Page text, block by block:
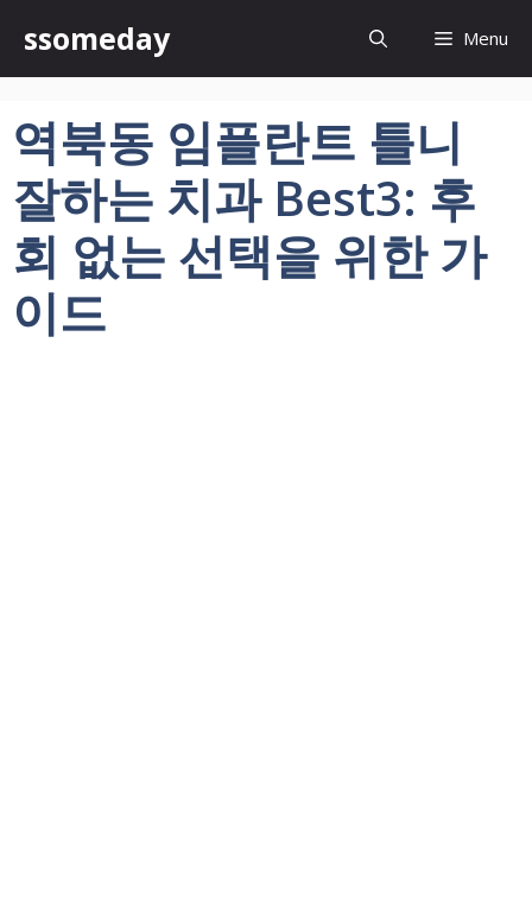
츠
건
뛰
ssomeday Menu
역북동 임플란트 틀니
잘하는 치과 Best3: 후
회 없는 선택을 위한 가
이드